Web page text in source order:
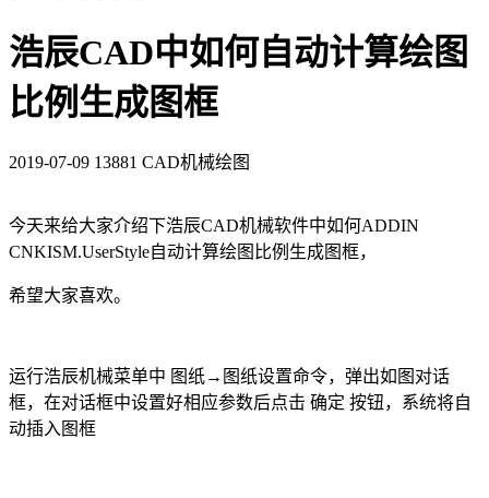
浩辰CAD中如何自动计算绘图
比例生成图框
2019-07-09 13881 CAD机械绘图
今天来给大家介绍下浩辰CAD机械软件中如何ADDIN
CNKISM.UserStyle自动计算绘图比例生成图框，
希望大家喜欢。
运行浩辰机械菜单中 图纸→图纸设置命令，弹出如图对话
框，在对话框中设置好相应参数后点击 确定 按钮，系统将自
动插入图框